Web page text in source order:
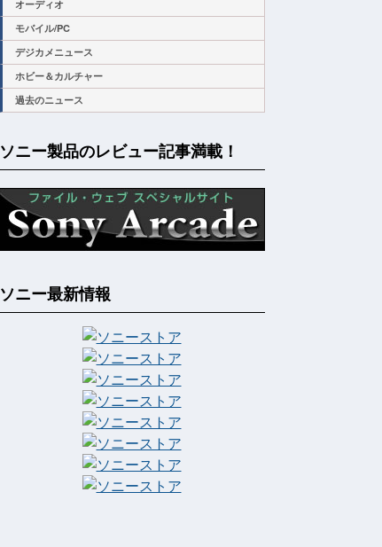
オーディオ
モバイル/PC
デジカメニュース
ホビー＆カルチャー
過去のニュース
ソニー製品のレビュー記事満載！
ソニー最新情報